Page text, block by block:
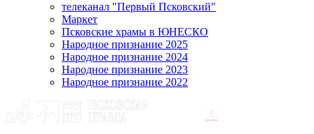
телеканал "Первый Псковский"
Маркет
Псковские храмы в ЮНЕСКО
Народное признание 2025
Народное признание 2024
Народное признание 2023
Народное признание 2022